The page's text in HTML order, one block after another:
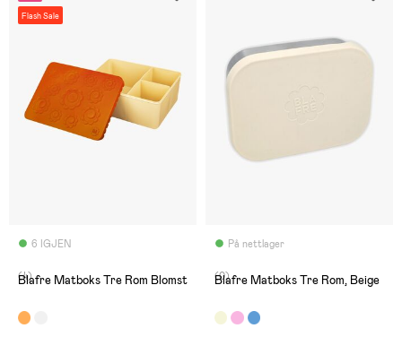
Flash Sale
6 IGJEN
(4)
Blafre Matboks Tre Rom Blomst
På nettlager
(0)
Blafre Matboks Tre Rom, Beige